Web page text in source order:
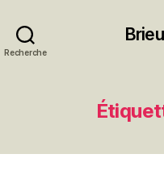
Recherche